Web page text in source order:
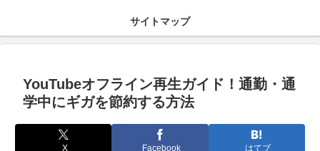
サイトマップ
YouTubeオフライン再生ガイド！通勤・通
学中にギガを節約する方法
X Facebook はてブ